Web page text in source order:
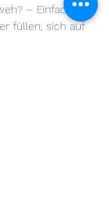
– Einfach
füllen, sich auf